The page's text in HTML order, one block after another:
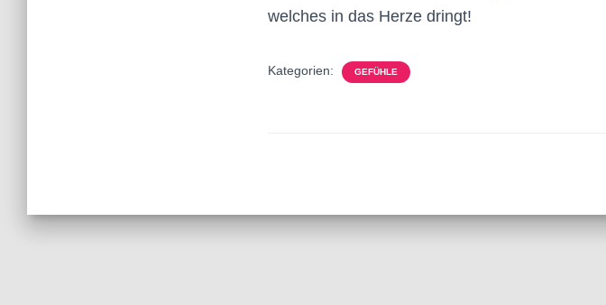
welches in das Herze dringt!
Kategorien: GEFÜHLE